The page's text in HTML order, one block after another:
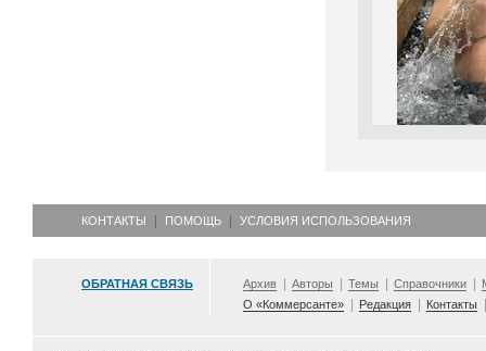
КОНТАКТЫ ПОМОЩЬ УСЛОВИЯ ИСПОЛЬЗОВАНИЯ
ОБРАТНАЯ СВЯЗЬ Архив Авторы Темы Справочники
О «Коммерсанте»
Редакция Контакты